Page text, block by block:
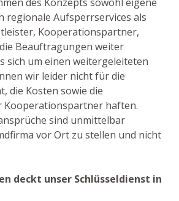
regionale Aufsperrservices als
Kooperationspartner,
Beauftragungen weiter
sich um einen weitergeleiteten
wir leider nicht für die
die Kosten sowie die
Kooperationspartner haften.
sind unmittelbar
vor Ort zu stellen und nicht
deckt unser Schlüsseldienst in